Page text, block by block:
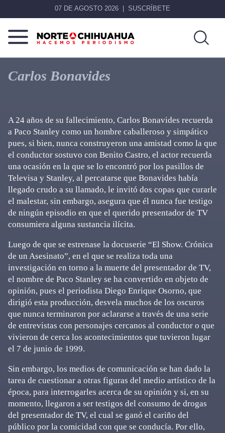
07 DE AGOSTO 2026 SUSCRÍBETE
Norte
Chihuahua
Más
que
noticias,
Carlos Bonavides
A 24 años de su fallecimiento, Carlos Bonavides recuerda
a Paco Stanley como un hombre caballeroso y simpático
pues, si bien, nunca construyeron una amistad como la que
el conductor sostuvo con Benito Castro, el actor recuerda
una ocasión en la que se lo encontró por los pasillos de
Televisa y Stanley, al percatarse que Bonavides había
llegado crudo a su llamado, le invitó dos copas que curarle
el malestar, sin embargo, asegura que él nunca fue testigo
de ningún episodio en que el querido presentador de TV
consumiera alguna sustancia ilícita.
Luego de que se estrenase la docuserie “El Show. Crónica
de un Asesinato”, en el que se realiza toda una
investigación en torno a la muerte del presentador de TV,
el nombre de Paco Stanley se ha convertido en objeto de
opinión, pues el periodista Diego Enrique Osorno, que
dirigió esta producción, desvela muchos de los oscuros
que nunca terminaron por aclararse a través de una serie
de entrevistas con personajes cercanos al conductor o que
vivieron de cerca los acontecimientos que tuvieron lugar
el 7 de junio de 1999.
Sin embargo, los medios de comunicación se han dado la
tarea de cuestionar a otras figuras del medio artístico de la
época, para interrogarles acerca de su opinión y si, en su
momento, llegaron a ser testigos del consumo de drogas
del presentador de TV, el cual se ganó el cariño del
público por la comicidad con que se conducía. Por ello,